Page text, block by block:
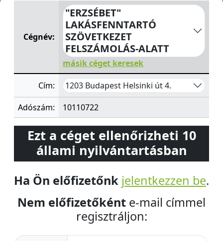
"ERZSÉBET" LAKÁSFENNTARTÓ SZÖVETKEZET
Cégnév:
"ERZSÉBET"
LAKÁSFENNTARTÓ
SZÖVETKEZET
FELSZÁMOLÁS-ALATT
másik céget keresek
Cím: 1203 Budapest Helsinki út 4.
Adószám: 10110722
Ezt a céget ellenőrizheti 10
állami nyilvántartásban
Ha Ön előfizetőnk jelentkezzen be.
Nem előfizetőként e-mail címmel
regisztráljon: